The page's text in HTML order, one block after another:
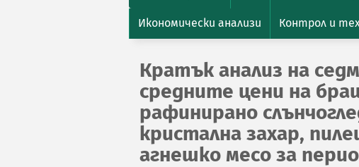
Икономически анализи Контрол и
Кратък анализ на
средните цени на
рафинирано
кристална захар,
агнешко месо за